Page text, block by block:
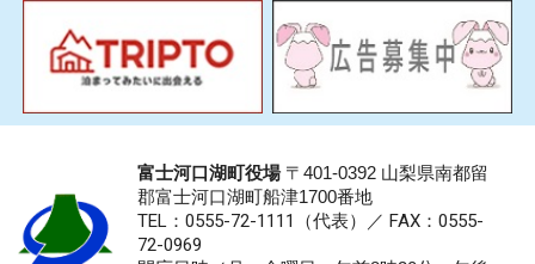
富士河口湖町役場〒401-0392 山梨県南都留
郡富士河口湖町船津1700番地
TEL：0555-72-1111 （代表）／ FAX：0555-
72-0969